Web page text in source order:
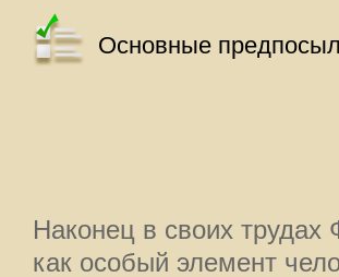
Основные
Наконец в своих
как особый элемент